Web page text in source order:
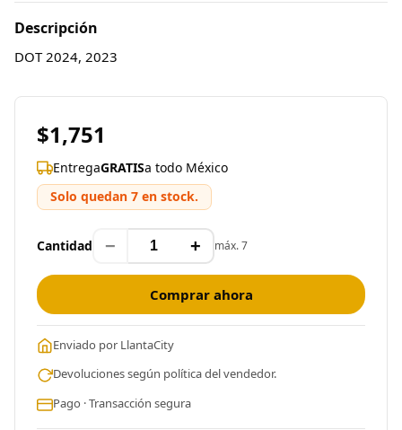
Descripción
DOT 2024, 2023
$1,751
EntregaGRATISa todo México
Solo quedan 7 en stock.
Cantidad − + máx. 7
Comprar ahora
Enviado por LlantaCity
Devoluciones según política del vendedor.
Pago · Transacción segura